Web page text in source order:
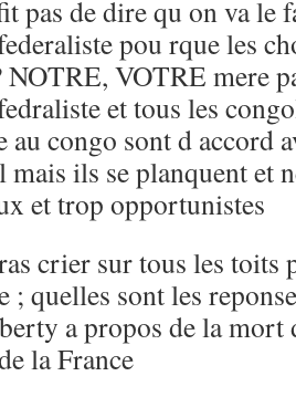
pas de dire qu on va le
pou rque les
NOTRE, VOTRE mere
et tous les
congo sont d accord
mais ils se planquent et
et trop opportunistes
crier sur tous les toits
; quelles sont les
a propos de la mort
la France